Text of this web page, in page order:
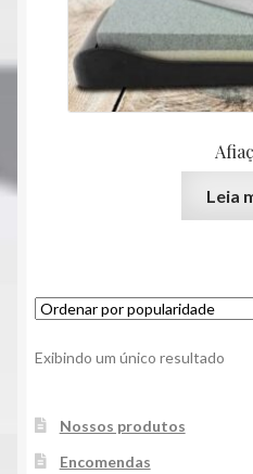
Facas
Inicio
Leia
Exibindo um único resultado
Nossos produtos
Encomendas